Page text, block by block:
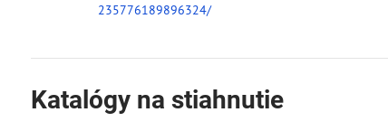
235776189896324/
Katalógy na stiahnutie